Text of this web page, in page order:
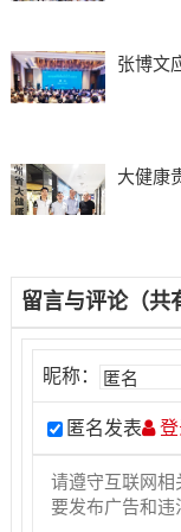
张博文
大健康
留言与评论（共
昵称：
匿名发表 登